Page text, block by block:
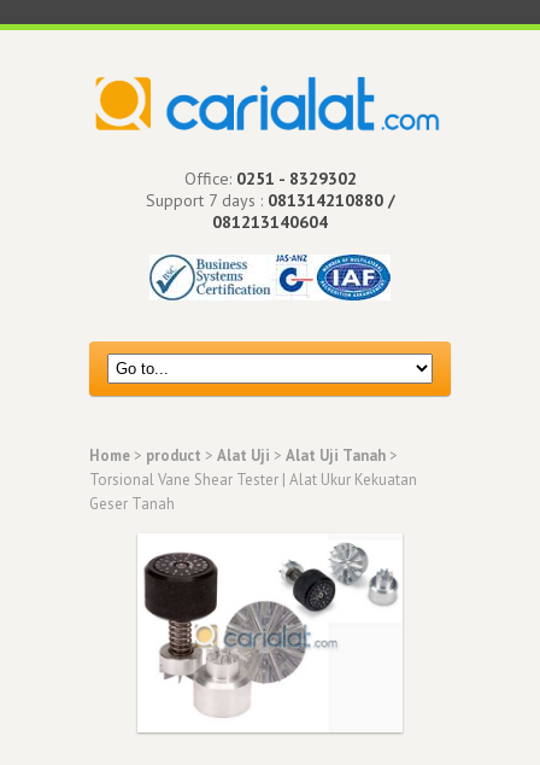
Office: 0251 - 8329302
Support 7 days : 081314210880 /
081213140604
Home > product > Alat Uji > Alat Uji Tanah >
Torsional Vane Shear Tester | Alat Ukur Kekuatan
Geser Tanah